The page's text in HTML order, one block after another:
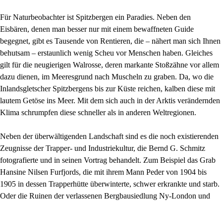
Für Naturbeobachter ist Spitzbergen ein Paradies. Neben den
Eisbären, denen man besser nur mit einem bewaffneten Guide
begegnet, gibt es Tausende von Rentieren, die – nähert man sich Ihnen
behutsam – erstaunlich wenig Scheu vor Menschen haben. Gleiches
gilt für die neugierigen Walrosse, deren markante Stoßzähne vor allem
dazu dienen, im Meeresgrund nach Muscheln zu graben. Da, wo die
Inlandsgletscher Spitzbergens bis zur Küste reichen, kalben diese mit
lautem Getöse ins Meer. Mit dem sich auch in der Arktis verändernden
Klima schrumpfen diese schneller als in anderen Weltregionen.
Neben der überwältigenden Landschaft sind es die noch existierenden
Zeugnisse der Trapper- und Industriekultur, die Bernd G. Schmitz
fotografierte und in seinen Vortrag behandelt. Zum Beispiel das Grab
Hansine Nilsen Furfjords, die mit ihrem Mann Peder von 1904 bis
1905 in dessen Trapperhütte überwinterte, schwer erkrankte und starb.
Oder die Ruinen der verlassenen Bergbausiedlung Ny-London und